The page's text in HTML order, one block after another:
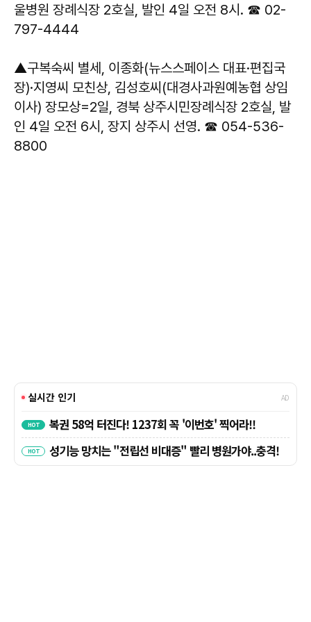
울병원 장례식장 2호실, 발인 4일 오전 8시. ☎ 02-
797-4444
▲구복숙씨 별세, 이종화(뉴스스페이스 대표·편집국
장)·지영씨 모친상, 김성호씨(대경사과원예농협 상임
이사) 장모상=2일, 경북 상주시민장례식장 2호실, 발
인 4일 오전 6시, 장지 상주시 선영. ☎ 054-536-
8800